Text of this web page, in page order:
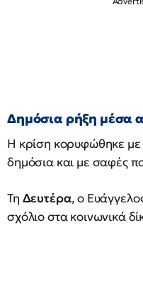
Δημόσια ρήξη μέσα
Η κρίση κορυφώθηκε με
δημόσια και με σαφές
Τη Δευτέρα, ο
σχόλιο στα κοινωνικά